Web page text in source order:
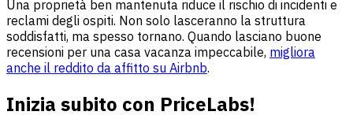
Una proprietà ben mantenuta riduce il rischio di incidenti e
reclami degli ospiti. Non solo lasceranno la struttura
soddisfatti, ma spesso tornano. Quando lasciano buone
recensioni per una casa vacanza impeccabile, migliora
anche il reddito da affitto su Airbnb.
Inizia subito con PriceLabs!